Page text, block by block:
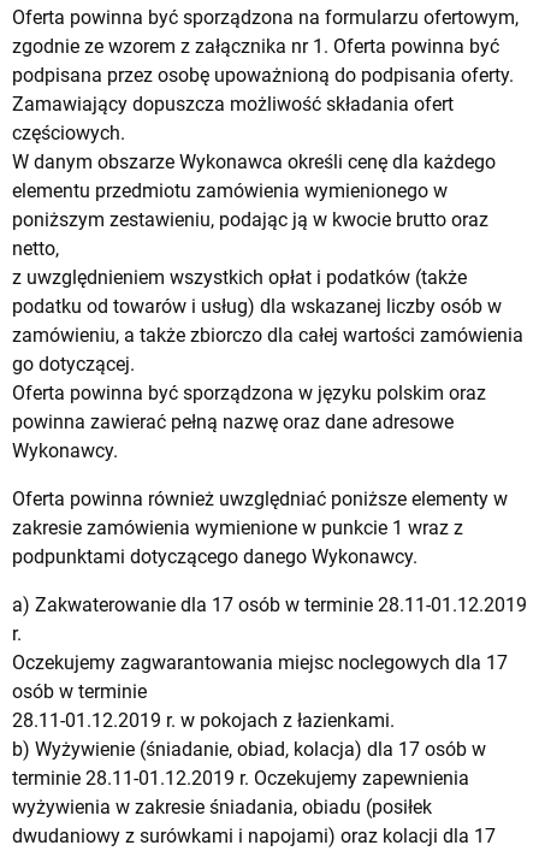
Oferta powinna być sporządzona na formularzu ofertowym,
zgodnie ze wzorem z załącznika nr 1. Oferta powinna być
podpisana przez osobę upoważnioną do podpisania oferty.
Zamawiający dopuszcza możliwość składania ofert
częściowych.
W danym obszarze Wykonawca określi cenę dla każdego
elementu przedmiotu zamówienia wymienionego w
poniższym zestawieniu, podając ją w kwocie brutto oraz
netto,
z uwzględnieniem wszystkich opłat i podatków (także
podatku od towarów i usług) dla wskazanej liczby osób w
zamówieniu, a także zbiorczo dla całej wartości zamówienia
go dotyczącej.
Oferta powinna być sporządzona w języku polskim oraz
powinna zawierać pełną nazwę oraz dane adresowe
Wykonawcy.
Oferta powinna również uwzględniać poniższe elementy w
zakresie zamówienia wymienione w punkcie 1 wraz z
podpunktami dotyczącego danego Wykonawcy.
a) Zakwaterowanie dla 17 osób w terminie 28.11-01.12.2019
r.
Oczekujemy zagwarantowania miejsc noclegowych dla 17
osób w terminie
28.11-01.12.2019 r. w pokojach z łazienkami.
b) Wyżywienie (śniadanie, obiad, kolacja) dla 17 osób w
terminie 28.11-01.12.2019 r. Oczekujemy zapewnienia
wyżywienia w zakresie śniadania, obiadu (posiłek
dwudaniowy z surówkami i napojami) oraz kolacji dla 17